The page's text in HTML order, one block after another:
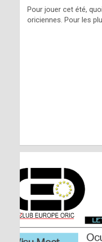
ff
Pour jouer cet été,
oriciennes. Pour les